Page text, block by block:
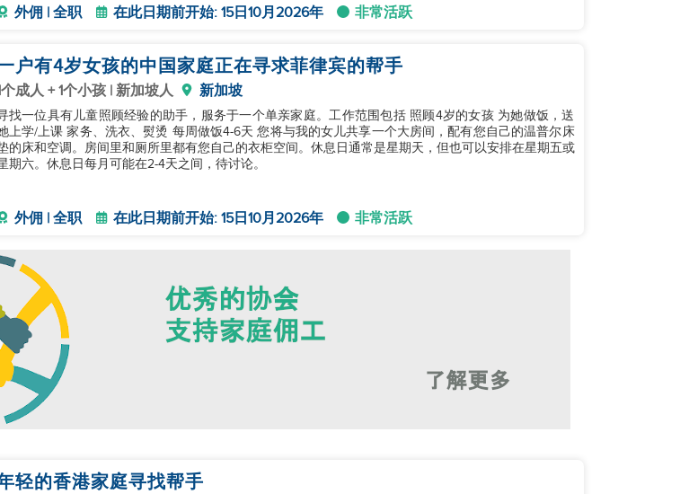
外佣 | 全职 在此日期前开始: 15日10月2026年 非常活跃
户有4岁女孩的中国家庭正在寻求菲律宾的帮手
个成人 + 1个小孩 | 新加坡人 新加坡
找一位具有儿童照顾经验的助手，服务于一个单亲家庭。工作范围包括 照顾4岁的女孩 为她做饭，送
上学/上课 家务、洗衣、熨烫 每周做饭4-6天 您将与我的女儿共享一个大房间，配有您自己的温普尔床
的床和空调。房间里和厕所里都有您自己的衣柜空间。休息日通常是星期天，但也可以安排在星期五或
期六。休息日每月可能在2-4天之间，待讨论。
外佣 | 全职 在此日期前开始: 15日10月2026年 非常活跃
轻的香港家庭寻找帮手